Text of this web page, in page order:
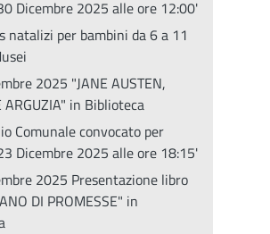
Dicembre 2025 alle ore 12:00'
natalizi per bambini da 6 a 11
2025 "JANE AUSTEN,
ARGUZIA" in Biblioteca
Comunale convocato per
Dicembre 2025 alle ore 18:15'
2025 Presentazione libro
DI PROMESSE" in